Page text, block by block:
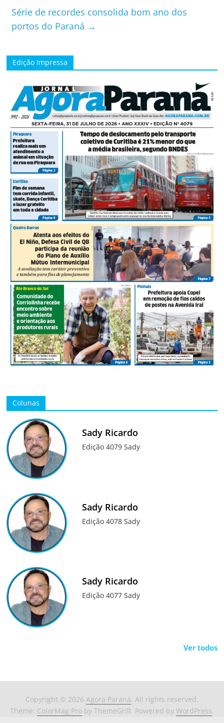
Série de recordes consolida bom ano dos
portos do Paraná →
Edição Impressa
Colunas
Sady Ricardo
Edição 4079 Sady
Sady Ricardo
Edição 4078 Sady
Sady Ricardo
Edição 4077 Sady
Ver todos
Copyright © 2026 Agora Paraná. All rights reserved.
Theme: ColorMag Proby ThemeGrill. Powered by WordPress.